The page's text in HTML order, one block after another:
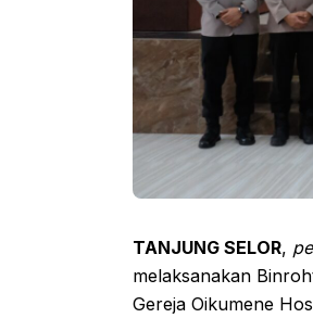
TANJUNG SELOR,
melaksanakan
Gereja Oikumene